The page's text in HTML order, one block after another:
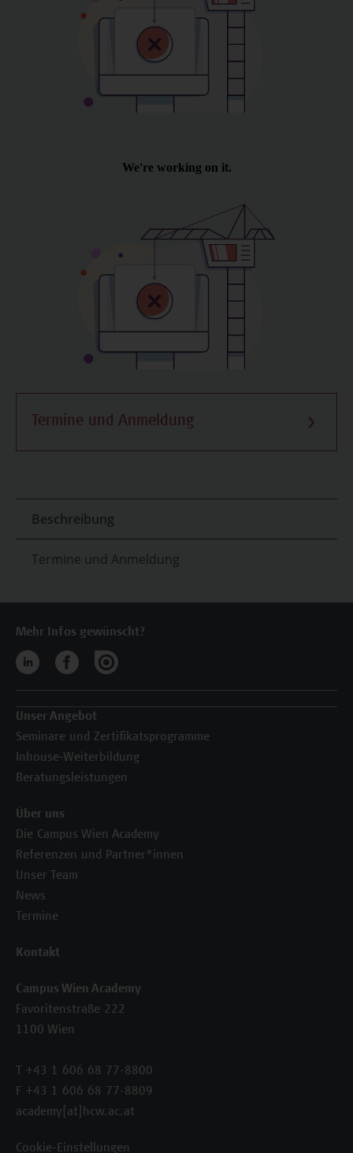
Termine und Anmeldung
Beschreibung
Termine und Anmeldung
Mehr Infos gewünscht?
Unser Angebot
Seminare und Zertifikatsprogramme
Inhouse-Weiterbildung
Beratungsleistungen
Über uns
Die Campus Wien Academy
Referenzen und Partner*innen
Unser Team
News
Termine
Kontakt
Campus Wien Academy
Favoritenstraße 222
1100 Wien
T +43 1 606 68 77-8800
F +43 1 606 68 77-8809
academy[at]hcw.ac.at
Cookie-Einstellungen